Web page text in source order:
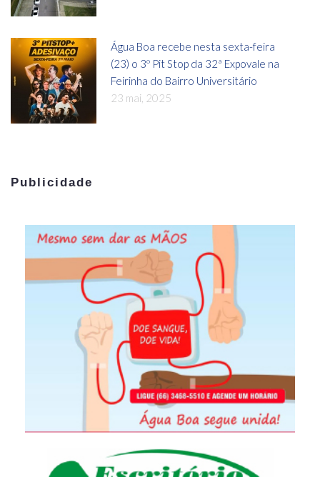
Água Boa recebe nesta sexta-feira
(23) o 3º Pit Stop da 32ª Expovale na
Feirinha do Bairro Universitário
23 mai, 2025
Publicidade